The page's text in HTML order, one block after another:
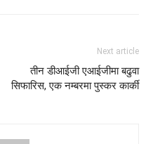
Next article
तीन डीआईजी एआईजीमा बढुवा
सिफारिस, एक नम्बरमा पुस्कर कार्की